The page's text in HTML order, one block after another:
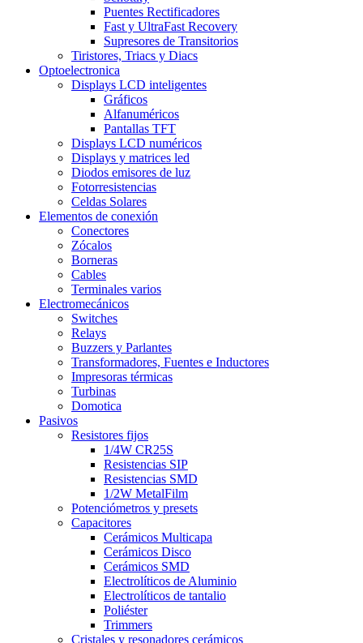
Puentes Rectificadores
Fast y UltraFast Recovery
Supresores de Transitorios
Tiristores, Triacs y Diacs
Optoelectronica
Displays LCD inteligentes
Gráficos
Alfanuméricos
Pantallas TFT
Displays LCD numéricos
Displays y matrices led
Diodos emisores de luz
Fotorresistencias
Celdas Solares
Elementos de conexión
Conectores
Zócalos
Borneras
Cables
Terminales varios
Electromecánicos
Switches
Relays
Buzzers y Parlantes
Transformadores, Fuentes e Inductores
Impresoras térmicas
Turbinas
Domotica
Pasivos
Resistores fijos
1/4W CR25S
Resistencias SIP
Resistencias SMD
1/2W MetalFilm
Potenciómetros y presets
Capacitores
Cerámicos Multicapa
Cerámicos Disco
Cerámicos SMD
Electrolíticos de Aluminio
Electrolíticos de tantalio
Poliéster
Trimmers
Cristales y resonadores cerámicos